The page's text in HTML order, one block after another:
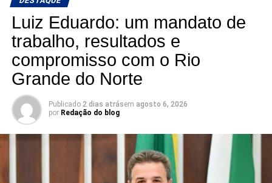
Conexão com Alex Silva: onde a notícia ganha voz e os
bastidores viram informação.
📅 Estreia: 7 de agosto
📻 104 FM do Assú
🕢 Toda sexta-feira, das 7h30 às 8h30 da manhã.
Luiz Eduardo: um mandato de
trabalho, resultados e
compromisso com o Rio
Grande do Norte
Publicado 2 dias atrásem agosto 6, 2026
por Redação do blog